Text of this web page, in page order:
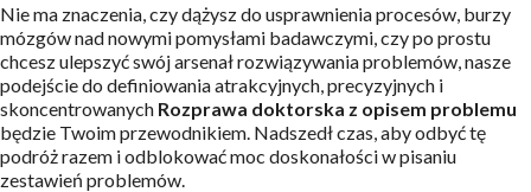
Nie ma znaczenia, czy dążysz do usprawnienia procesów, burzy
mózgów nad nowymi pomysłami badawczymi, czy po prostu
chcesz ulepszyć swój arsenał rozwiązywania problemów, nasze
podejście do definiowania atrakcyjnych, precyzyjnych i
skoncentrowanych Rozprawa doktorska z opisem problemu
będzie Twoim przewodnikiem. Nadszedł czas, aby odbyć tę
podróż razem i odblokować moc doskonałości w pisaniu
zestawień problemów.